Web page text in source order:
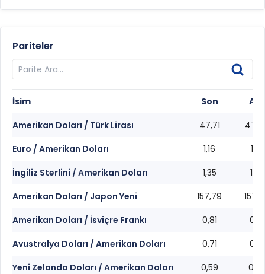
Pariteler
İsim Son
Alış
Amerikan Doları / Türk Lirası
47,71
Euro / Amerikan Doları
1,16
1,16
İngiliz Sterlini / Amerikan Doları
1,35
1,35
Amerikan Doları / Japon Yeni
157,79
Amerikan Doları / İsviçre Frankı
0,81
0,81
Avustralya Doları / Amerikan Doları
0,71
0,71
Yeni Zelanda Doları / Amerikan Doları
0,59
0,59